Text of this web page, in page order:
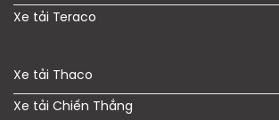
Xe tải Teraco
Xe tải Thaco
Xe tải Chiến Thắng